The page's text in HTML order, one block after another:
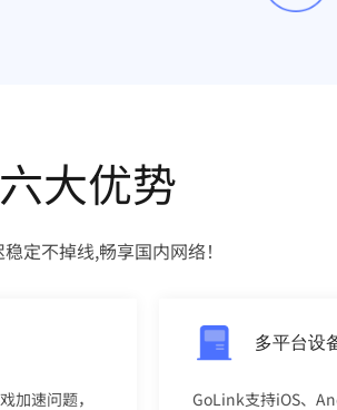
大优势
定不掉线,畅享国内网络！
加速问题，
多平台设
GoLink支持iOS、